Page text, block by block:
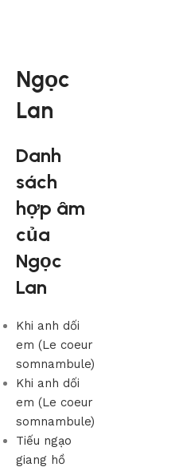
Ngọc
Lan
Danh
sách
hợp âm
của
Ngọc
Lan
Khi anh dối
em (Le coeur
somnambule)
Khi anh dối
em (Le coeur
somnambule)
Tiếu ngạo
giang hồ